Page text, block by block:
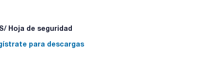
Hoja de seguridad
para descargas